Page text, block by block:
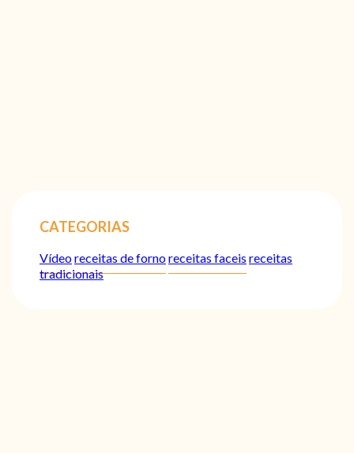
CATEGORIAS
Vídeoreceitas de fornoreceitas faceis receitas
tradicionais